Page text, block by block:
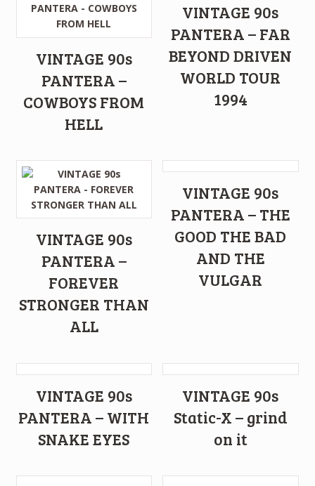
VINTAGE 90s
PANTERA –
COWBOYS FROM
HELL
VINTAGE 90s
PANTERA – FAR
BEYOND DRIVEN
WORLD TOUR
1994
VINTAGE 90s
PANTERA –
FOREVER
STRONGER THAN
ALL
VINTAGE 90s
PANTERA – THE
GOOD THE BAD
AND THE
VULGAR
VINTAGE 90s
PANTERA – WITH
SNAKE EYES
VINTAGE 90s
Static-X – grind
on it